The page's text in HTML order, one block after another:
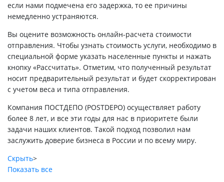
если нами подмечена его задержка, то ее причины
немедленно устраняются.
Вы оцените возможность онлайн-расчета стоимости
отправления. Чтобы узнать стоимость услуги, необходимо в
специальной форме указать населенные пункты и нажать
кнопку «Рассчитать». Отметим, что полученный результат
носит предварительный результат и будет скорректирован
с учетом веса и типа отправления.
Компания ПОСТДЕПО (POSTDEPO) осуществляет работу
более 8 лет, и все эти годы для нас в приоритете были
задачи наших клиентов. Такой подход позволил нам
заслужить доверие бизнеса в России и по всему миру.
Скрыть>
Показать все